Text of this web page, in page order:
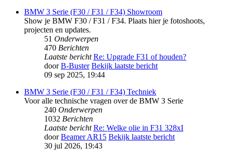
BMW 3 Serie (F30 / F31 / F34) Showroom
Show je BMW F30 / F31 / F34. Plaats hier je fotoshoots,
projecten en updates.
51 Onderwerpen
470 Berichten
Laatste bericht Re: Upgrade F31 of houden?
doorB-Buster Bekijk laatste bericht
09 sep 2025, 19:44
BMW 3 Serie (F30 / F31 / F34) Techniek
Voor alle technische vragen over de BMW 3 Serie
240 Onderwerpen
1032 Berichten
Laatste bericht Re: Welke olie in F31 328xI
doorBeamer AR15 Bekijk laatste bericht
30 jul 2026, 19:43